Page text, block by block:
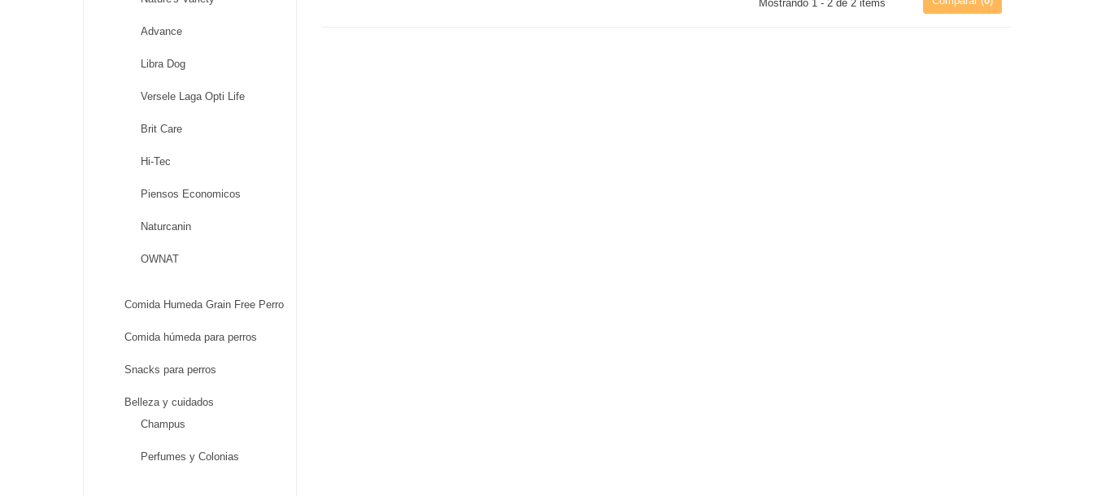
Advance
Libra Dog
Versele Laga Opti Life
Brit Care
Hi-Tec
Piensos Economicos
Naturcanin
OWNAT
Comida Humeda Grain Free Perro
Comida húmeda para perros
Snacks para perros
Belleza y cuidados
Champus
Perfumes y Colonias
Mostrando 1 - 2 de 2 items